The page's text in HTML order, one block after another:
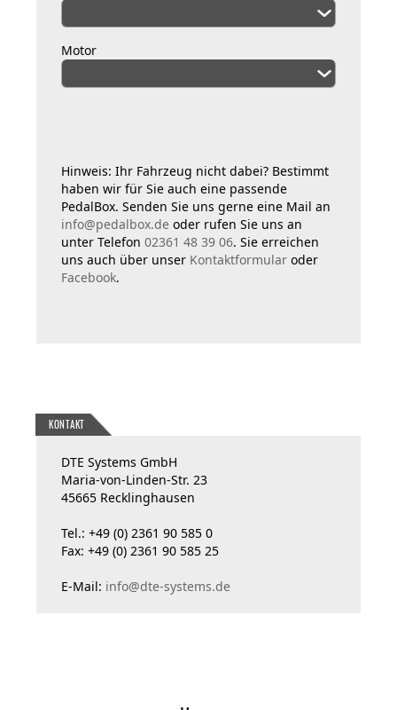
KONTAKT
DTE Systems GmbH
Maria-von-Linden-Str. 23
45665 Recklinghausen
Tel.: +49 (0) 2361 90 585 0
Fax: +49 (0) 2361 90 585 25
E-Mail: info@dte-systems.de
Motor
Hinweis: Ihr Fahrzeug nicht dabei? Bestimmt
haben wir für Sie auch eine passende
PedalBox. Senden Sie uns gerne eine Mail an
info@pedalbox.de oder rufen Sie uns an
unter Telefon 02361 48 39 06. Sie erreichen
uns auch über unser Kontaktformular oder
Facebook.